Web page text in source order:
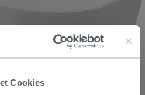
Cookies